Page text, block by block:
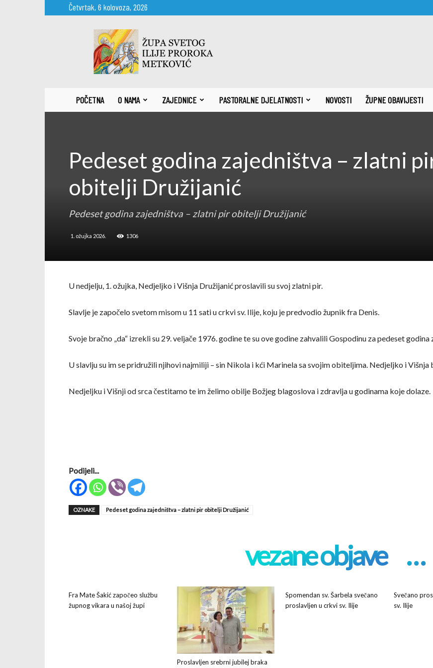
Četvrtak, 6 kolovoza, 2026
Župa
sv.
Ilije
proroka
Metković
POČETNA O NAMA ZAJEDNICE PASTORALNE DJELATNOSTI NOVOSTI ŽUPNE OBAVIJESTI
Pedeset godina zajedništva – zlatni
obitelji Družijanić
Pedeset godina zajedništva – zlatni pir obitelji Družijanić
1. ožujka 2026. 1306
U nedjelju, 1. ožujka, Nedjeljko i Višnja Družijanić proslavili su svoj zlatni pir.
Slavlje je započelo svetom misom u 11 sati u crkvi sv. Ilije, koju je predvodio župnik fra Denis.
Svoje bračno „da“ izrekli su 29. veljače 1976. godine te su ove godine zahvalili Gospodinu za pedeset
U slavlju su im se pridružili njihovi najmiliji – sin Nikola i kći Marinela sa svojim obiteljima. Nedjeljko i Višnja
Nedjeljku i Višnji od srca čestitamo te im želimo obilje Božjeg blagoslova i zdravlja u godinama koje dolaze.
Podijeli...
OZNAKE Pedeset godina zajedništva – zlatni pir obitelji Družijanić
vezane objave . . .
Fra Mate Šakić započeo službu
župnog vikara u našoj župi
Proslavljen srebrni jubilej braka
Spomendan sv. Šarbela svečano
proslavljen u crkvi sv. Ilije
Svečano
sv. Ilije